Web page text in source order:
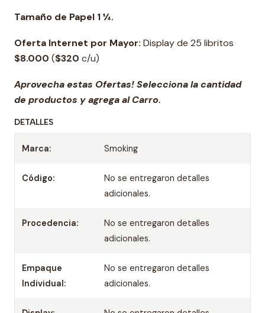
Tamaño de Papel 1 ¼.
Oferta Internet por Mayor: Display de 25 libritos
$8.000 ($320 c/u)
Aprovecha estas Ofertas! Selecciona la cantidad
de productos y agrega al Carro.
DETALLES
Marca: Smoking
Código:
No se entregaron detalles
adicionales.
Procedencia:
No se entregaron detalles
adicionales.
Empaque
Individual:
No se entregaron detalles
adicionales.